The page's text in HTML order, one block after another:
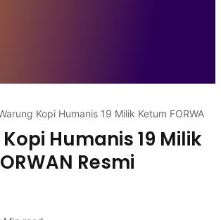
Kopi Humanis 19 Milik Ketum FORWAN
Humanis 19 Milik
Resmi